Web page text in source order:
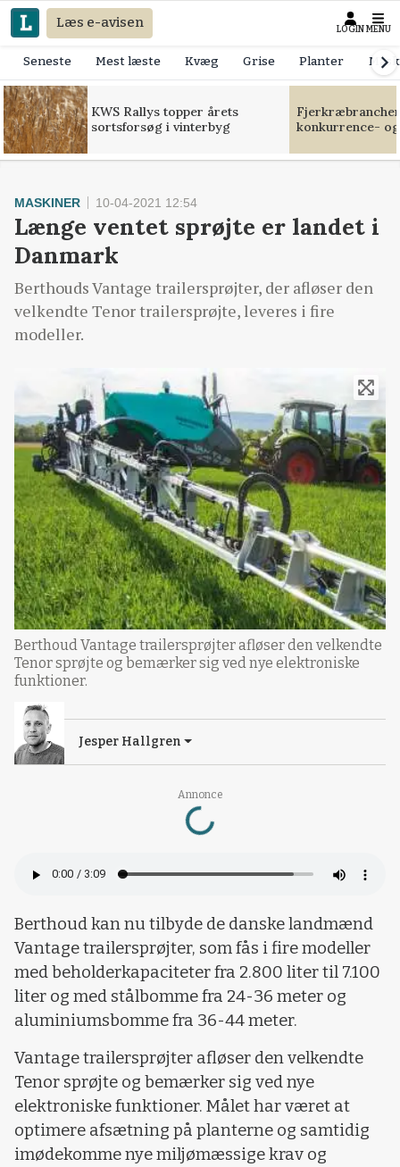
Læs e-avisen LOGIN MENU
Seneste Mest læste Kvæg Grise Planter
KWS Rallys topper årets
sortsforsøg i vinterbyg
konkurrence-
Annonce
Loading...
MASKINER 10-04-2021 12:54
Længe ventet sprøjte er landet i
Danmark
Berthouds Vantage trailersprøjter, der afløser den
velkendte Tenor trailersprøjte, leveres i fire
modeller.
Berthoud Vantage trailersprøjter afløser den velkendte
Tenor sprøjte og bemærker sig ved nye elektroniske
funktioner.
Jesper Hallgren
Berthoud kan nu tilbyde de danske landmænd
Vantage trailersprøjter, som fås i fire modeller
med beholderkapaciteter fra 2.800 liter til 7.100
liter og med stålbomme fra 24-36 meter og
aluminiumsbomme fra 36-44 meter.
Vantage trailersprøjter afløser den velkendte
Tenor sprøjte og bemærker sig ved nye
elektroniske funktioner. Målet har været at
optimere afsætning på planterne og samtidig
imødekomme nye miljømæssige krav og